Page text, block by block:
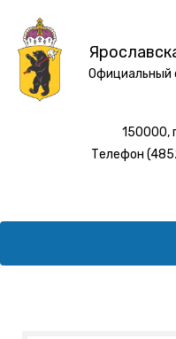
Официальный
150000,
Телефон